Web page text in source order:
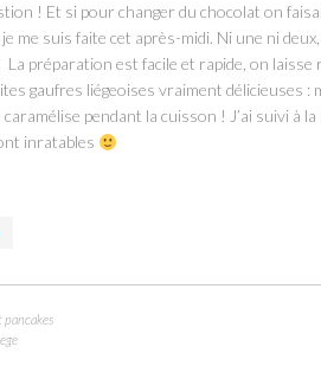
! Et si pour changer du chocolat on
me suis faite cet après-midi. Ni une ni
La préparation est facile et rapide, on
gaufres liégeoises vraiment délicieuses
pendant la cuisson ! J’ai suivi à
inratables
pancakes